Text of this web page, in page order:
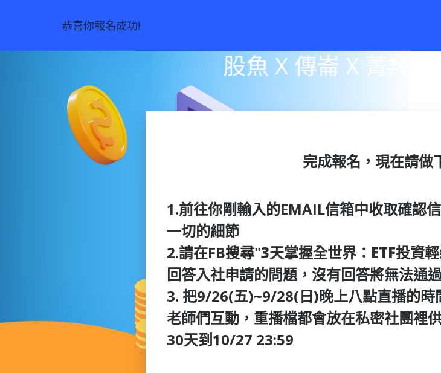
恭喜你報名成功!
完成報名，現在請做
1.前往你剛輸入的EMAIL信箱中收取確認
一切的細節
2.請在FB搜尋"3天掌握全世界：ETF投資
回答入社申請的問題，沒有回答將無法通
3. 把9/26(五)~9/28(日)晚上八點直播的時
老師們互動，重播檔都會放在私密社團裡
30天到10/27 23:59